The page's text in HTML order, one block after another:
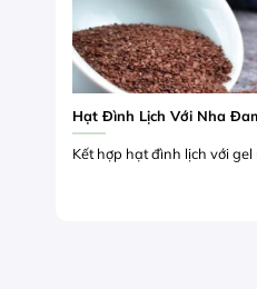
Hạt Đình Lịch Với Nha
Kết hợp hạt đình lịch với